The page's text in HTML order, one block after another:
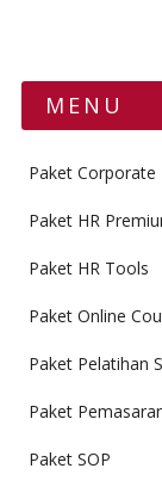
MENU
Paket Corporate
Paket HR
Paket HR Tools
Paket Online
Paket Pelatihan
Paket
Paket SOP